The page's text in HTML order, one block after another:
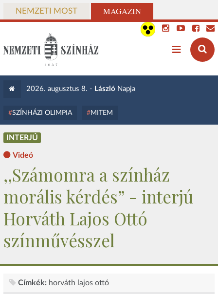
NEMZETI MOST MAGAZIN
2026. augusztus 8. - László Napja
SZÍNHÁZI OLIMPIA MITEM
INTERJÚ
Videó
,,Számomra a színház
morális kérdés” - interjú
Horváth Lajos Ottó
színművésszel
Címkék: horváth lajos ottó